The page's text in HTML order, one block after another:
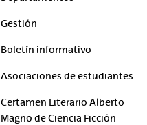
Gestión
Boletín informativo
Asociaciones de estudiantes
Certamen Literario Alberto
Magno de Ciencia Ficción